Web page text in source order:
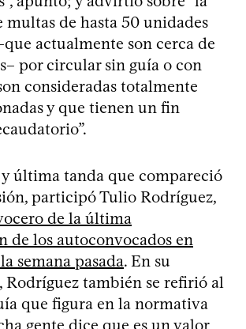
multas de hasta 50 unidades
actualmente son cerca de
por circular sin guía o con
consideradas totalmente
y que tienen un fin
última tanda que compareció
participó Tulio Rodríguez,
de la última
de los autoconvocados en
semana pasada. En su
también se refirió al
que figura en la normativa
gente dice que es un valor